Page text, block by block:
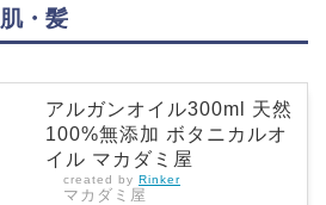
・髪
アルガンオイル300ml 天然
100%無添加 ボタニカルオ
イル マカダミ屋
created by Rinker
マカダミ屋